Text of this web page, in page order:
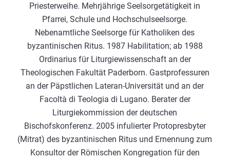
Priesterweihe. Mehrjährige Seelsorgetätigkeit in
Pfarrei, Schule und Hochschulseelsorge.
Nebenamtliche Seelsorge für Katholiken des
byzantinischen Ritus. 1987 Habilitation; ab 1988
Ordinarius für Liturgiewissenschaft an der
Theologischen Fakultät Paderborn. Gastprofessuren
an der Päpstlichen Lateran-Universität und an der
Facoltà di Teologia di Lugano. Berater der
Liturgiekommission der deutschen
Bischofskonferenz. 2005 infulierter Protopresbyter
(Mitrat) des byzantinischen Ritus und Ernennung zum
Konsultor der Römischen Kongregation für den